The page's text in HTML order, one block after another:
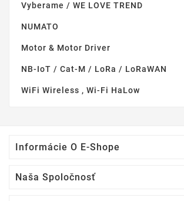
Vyberame / WE LOVE TREND
NUMATO
Motor & Motor Driver
NB-IoT / Cat-M / LoRa / LoRaWAN
WiFi Wireless , Wi-Fi HaLow
Informácie O E-Shope
Naša Spoločnosť